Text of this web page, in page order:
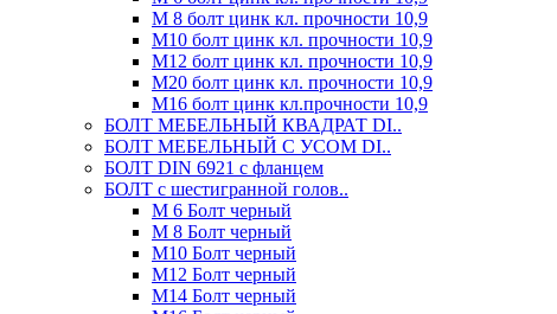
М 8 болт цинк кл. прочности 10,9
М10 болт цинк кл. прочности 10,9
М12 болт цинк кл. прочности 10,9
М20 болт цинк кл. прочности 10,9
М16 болт цинк кл.прочности 10,9
БОЛТ МЕБЕЛЬНЫЙ КВАДРАТ DI..
БОЛТ МЕБЕЛЬНЫЙ С УСОМ DI..
БОЛТ DIN 6921 c фланцем
БОЛТ с шестигранной голов..
М 6 Болт черный
М 8 Болт черный
М10 Болт черный
М12 Болт черный
М14 Болт черный